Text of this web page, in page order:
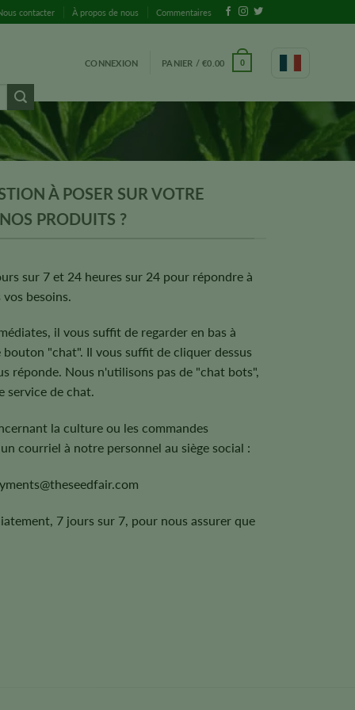
contacter À propos de nous Commentaires
CONNEXION PANIER /€0.00 0
À POSER SUR VOTRE
PRODUITS ?
sur 7 et 24 heures sur 24 pour répondre à
besoins.
il vous suffit de regarder en bas à
"chat". Il vous suffit de cliquer dessus
réponde. Nous n'utilisons pas de "chat bots",
service de chat.
la culture ou les commandes
courriel à notre personnel au siège social :
7 jours sur 7, pour nous assurer que